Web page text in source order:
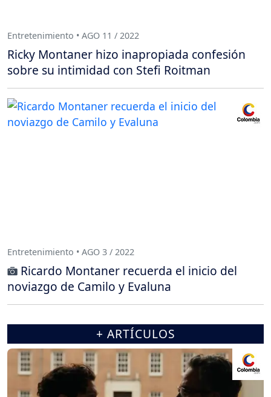
Entretenimiento • AGO 11 / 2022
Ricky Montaner hizo inapropiada confesión
sobre su intimidad con Stefi Roitman
Entretenimiento • AGO 3 / 2022
Ricardo Montaner recuerda el inicio del
noviazgo de Camilo y Evaluna
+ ARTÍCULOS